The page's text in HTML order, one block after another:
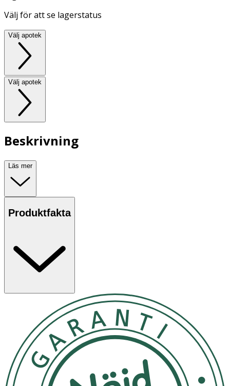
Välj för att se lagerstatus
Välj apotek
Välj apotek
Beskrivning
Läs mer
Produktfakta